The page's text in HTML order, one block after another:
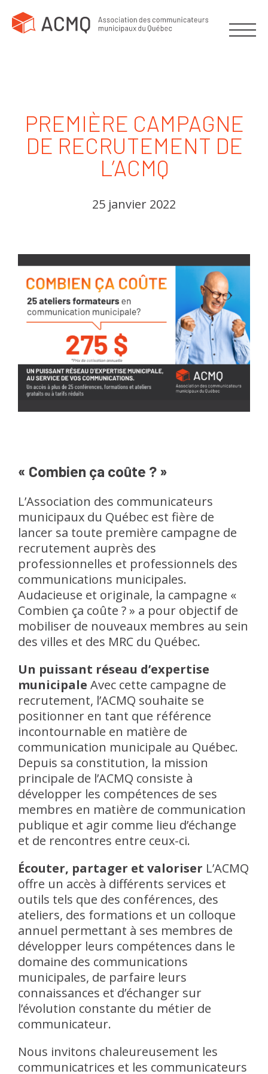
PREMIÈRE CAMPAGNE
DE RECRUTEMENT DE
L’ACMQ
25 janvier 2022
« Combien ça coûte ? »
L’Association des communicateurs
municipaux du Québec est fière de
lancer sa toute première campagne de
recrutement auprès des
professionnelles et professionnels des
communications municipales.
Audacieuse et originale, la campagne «
Combien ça coûte ? » a pour objectif de
mobiliser de nouveaux membres au sein
des villes et des MRC du Québec.
Un puissant réseau d’expertise
municipale Avec cette campagne de
recrutement, l’ACMQ souhaite se
positionner en tant que référence
incontournable en matière de
communication municipale au Québec.
Depuis sa constitution, la mission
principale de l’ACMQ consiste à
développer les compétences de ses
membres en matière de communication
publique et agir comme lieu d’échange
et de rencontres entre ceux-ci.
Écouter, partager et valoriser L’ACMQ
offre un accès à différents services et
outils tels que des conférences, des
ateliers, des formations et un colloque
annuel permettant à ses membres de
développer leurs compétences dans le
domaine des communications
municipales, de parfaire leurs
connaissances et d’échanger sur
l’évolution constante du métier de
communicateur.
Nous invitons chaleureusement les
communicatrices et les communicateurs